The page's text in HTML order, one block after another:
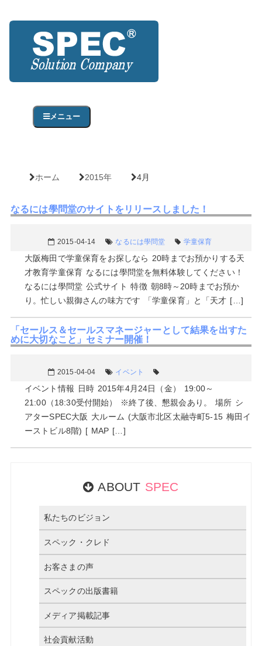
メニュー
ホーム 2015年 4月
なるには學問堂のサイトをリリースしました！
2015-04-14 なるには學問堂 学童保育
大阪梅田で学童保育をお探しなら 20時までお預かりする天
才教育学童保育 なるには學問堂を無料体験してください！
なるには學問堂 公式サイト 特徴 朝8時～20時までお預か
り。忙しい親御さんの味方です 「学童保育」と「天才 […]
「セールス＆セールスマネージャーとして結果を出すた
めに大切なこと」セミナー開催！
2015-04-04 イベント
イベント情報 日時 2015年4月24日（金） 19:00～
21:00（18:30受付開始） ※終了後、懇親会あり。 場所 シ
アターSPEC大阪 大ルーム (大阪市北区太融寺町5-15 梅田イ
ーストビル8階) [ MAP […]
ABOUT SPEC
私たちのビジョン
スペック・クレド
お客さまの声
スペックの出版書籍
メディア掲載記事
社会貢献活動